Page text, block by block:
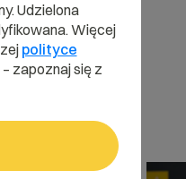
Udzielona
Więcej
polityce
zapoznaj się z